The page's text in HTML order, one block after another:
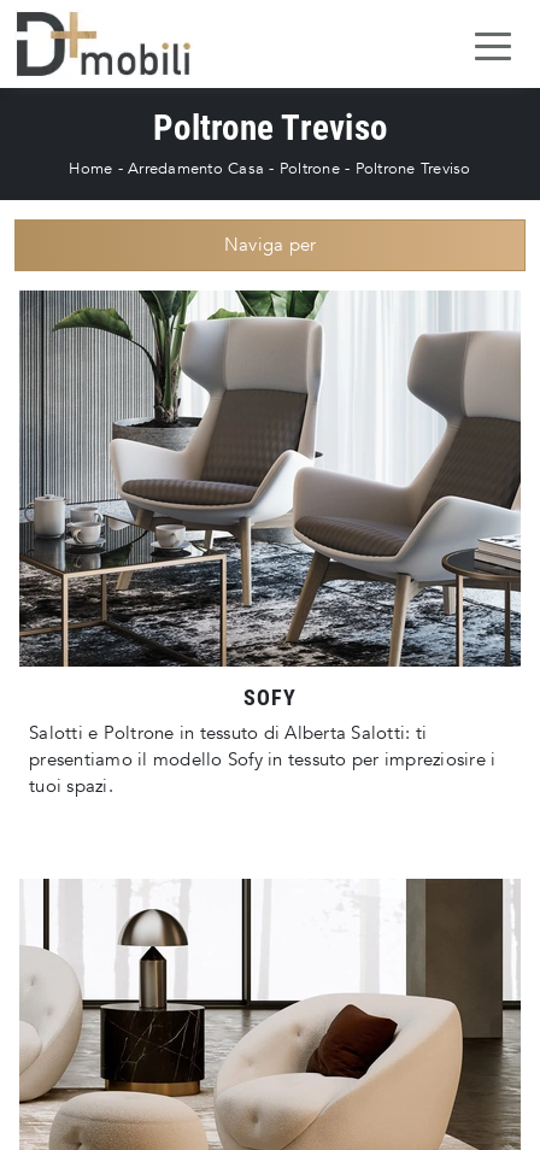
Poltrone Treviso
Home -Arredamento Casa - Poltrone- Poltrone Treviso
Naviga per
SOFY
Salotti e Poltrone in tessuto di Alberta Salotti: ti
presentiamo il modello Sofy in tessuto per impreziosire i
tuoi spazi.